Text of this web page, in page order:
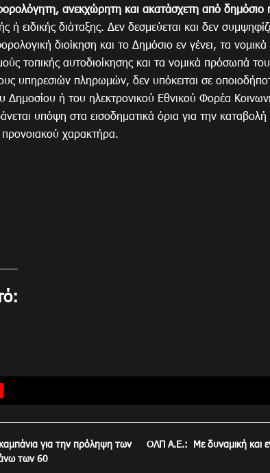
ανεκχώρητη και ακατάσχετη από δημόσιο
ή ειδικής διάταξης. Δεν δεσμεύεται και δεν
διοίκηση και το Δημόσιο εν γένει, τα
τοπικής αυτοδιοίκησης και τα νομικά πρόσωπά
υπηρεσιών πληρωμών, δεν υπόκειται σε
Δημοσίου ή του ηλεκτρονικού Εθνικού Φορέα
υπόψη στα εισοδηματικά όρια για την
χαρακτήρα.
για την πρόληψη των
των 60
ΟΛΠ Α.Ε.: Με δυναμική και